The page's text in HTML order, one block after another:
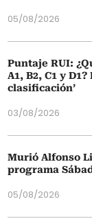
05/08/2026
Puntaje RUI:
A1, B2, C1 y
clasificación’
03/08/2026
Murió Alfonso
programa
05/08/2026